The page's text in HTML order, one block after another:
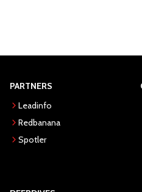
PARTNERS
Leadinfo
Redbanana
Spotler